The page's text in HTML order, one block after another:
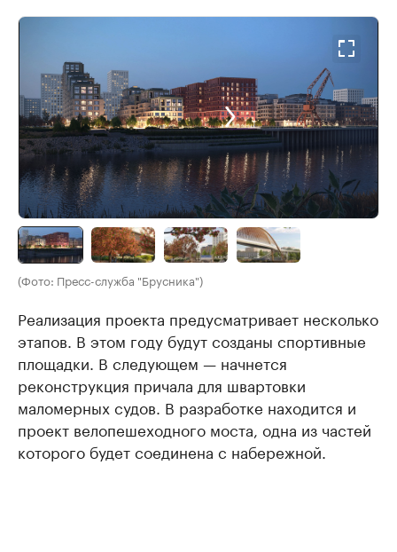
(Фото: Пресс-служба "Брусника")
Реализация проекта предусматривает несколько
этапов. В этом году будут созданы спортивные
площадки. В следующем — начнется
реконструкция причала для швартовки
маломерных судов. В разработке находится и
проект велопешеходного моста, одна из частей
которого будет соединена с набережной.